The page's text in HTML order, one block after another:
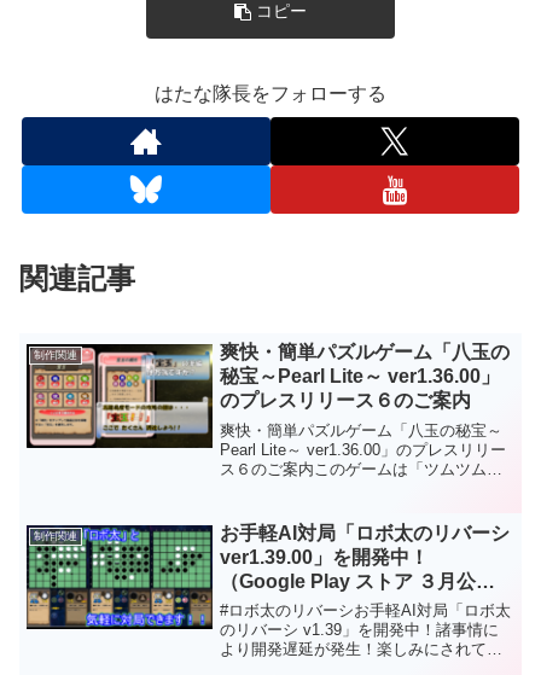
コピー
はたな隊長をフォローする
関連記事
制作関連
爽快・簡単パズルゲーム「八玉の
秘宝～Pearl Lite～ ver1.36.00」
のプレスリリース６のご案内
爽快・簡単パズルゲーム「八玉の秘宝～
Pearl Lite～ ver1.36.00」のプレスリリー
ス６のご案内このゲームは「ツムツム風
ので同じ種類の宝玉（パール）を３つ以
上つなげてください。※ こちらはAndroid
版になりますのでご留意ください。
Android版は「Google Play ストア」から
ダウンロードしてから遊ぶことができま
す。Web版はダウンロードなしでＰＣの
ブラウザで遊ぶことができます。もちろ
んフリーソフトです。応援、よろしくお
制作関連
お手軽AI対局「ロボ太のリバーシ
ver1.39.00」を開発中！
（Google Play ストア ３月公開
予定）
#ロボ太のリバーシお手軽AI対局「ロボ太
のリバーシ v1.39」を開発中！諸事情に
より開発遅延が発生！楽しみにされてい